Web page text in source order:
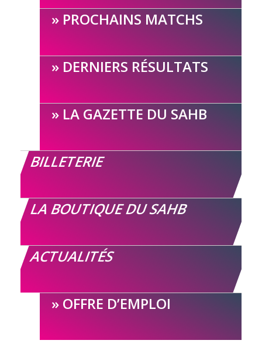
PROCHAINS MATCHS
DERNIERS RÉSULTATS
LA GAZETTE DU SAHB
BILLETERIE
LA BOUTIQUE DU SAHB
ACTUALITÉS
OFFRE D’EMPLOI